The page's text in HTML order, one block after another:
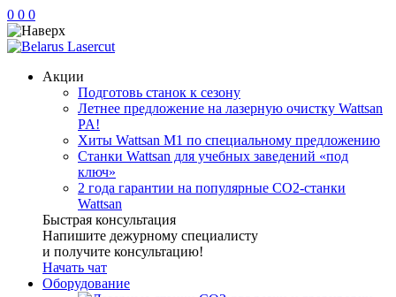
0 0 0
Акции
Подготовь станок к сезону
Летнее предложение на лазерную очистку Wattsan
PA!
Хиты Wattsan M1 по специальному предложению
Станки Wattsan для учебных заведений «под
ключ»
2 года гарантии на популярные CO2-станки
Wattsan
Быстрая консультация
Напишите дежурному специалисту
и получите консультацию!
Начать чат
Оборудование